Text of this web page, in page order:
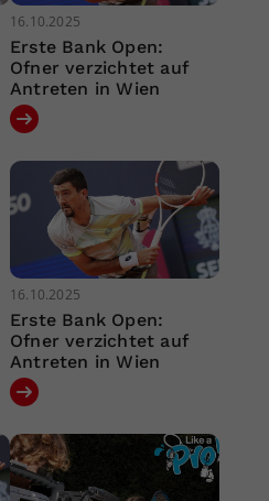
16.10.2025
Erste Bank Open:
Ofner verzichtet auf
Antreten in Wien
16.10.2025
Erste Bank Open:
Ofner verzichtet auf
Antreten in Wien